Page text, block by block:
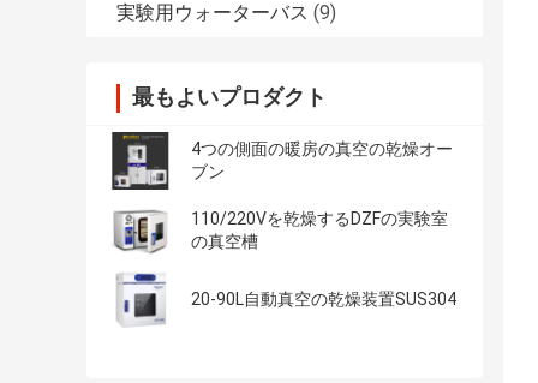
実験用ウォーターバス (9)
最もよいプロダクト
4つの側面の暖房の真空の乾燥オー
ブン
110/220Vを乾燥するDZFの実験室
の真空槽
20-90L自動真空の乾燥装置SUS304